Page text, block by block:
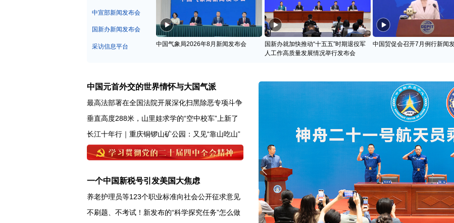
中宣部新闻发布会
国新办新闻发布会
采访信息平台 中国气象局2026年8月新闻发布会
国新办就加快推动“十五五”时期退役军
人工作高质量发展情况举行发布会
中国贸促会召开7月例行新闻
中国元首外交的世界情怀与大国气派
最高法部署在全国法院开展深化扫黑除恶专项斗争
垂直高度288米，山里娃求学的“空中校车”上新了
长江十年行｜重庆铜锣山矿公园：又见“靠山吃山”
一个中国新税号引发美国大焦虑
养老护理员等123个职业标准向社会公开征求意见
不刷题、不考试！新发布的“科学探究任务”怎么做